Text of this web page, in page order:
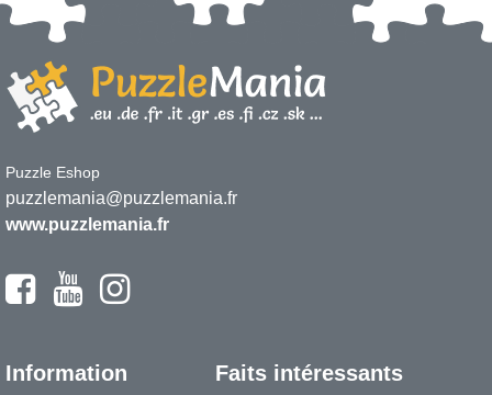
Puzzle Eshop
puzzlemania@puzzlemania.fr
www.puzzlemania.fr
Information Faits intéressants